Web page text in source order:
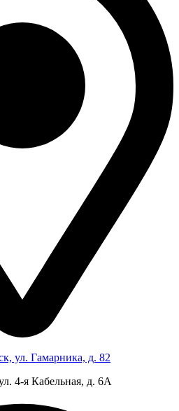
ул. Гамарника, д. 82
4‑я Кабельная, д. 6А